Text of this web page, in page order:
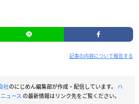
記事の内容について報告する
社のにじめん編集部が作成・配信しています。 ハ
ニュース の最新情報はリンク先をご覧ください。